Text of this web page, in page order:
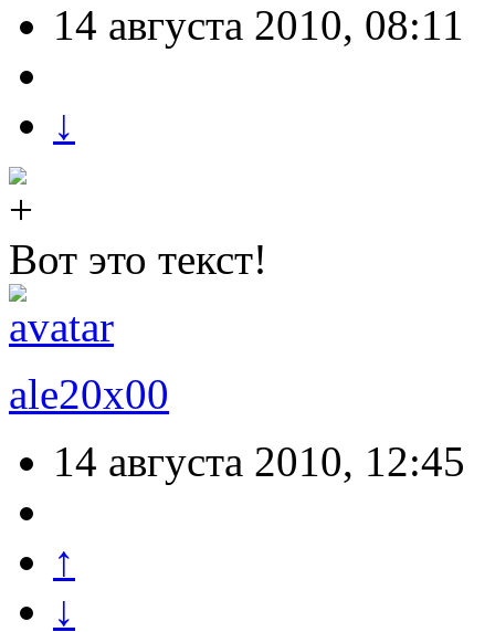
14 августа 2010, 08:11
↓
Вот это текст!
ale20x00
14 августа 2010, 12:45
↑
↓